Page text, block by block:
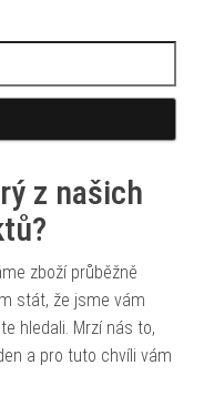
z našich
zboží průběžně
stát, že jsme vám
hledali. Mrzí nás to,
a pro tuto chvíli vám